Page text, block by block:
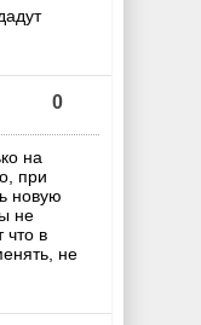
0
на
при
новую
не
что в
не